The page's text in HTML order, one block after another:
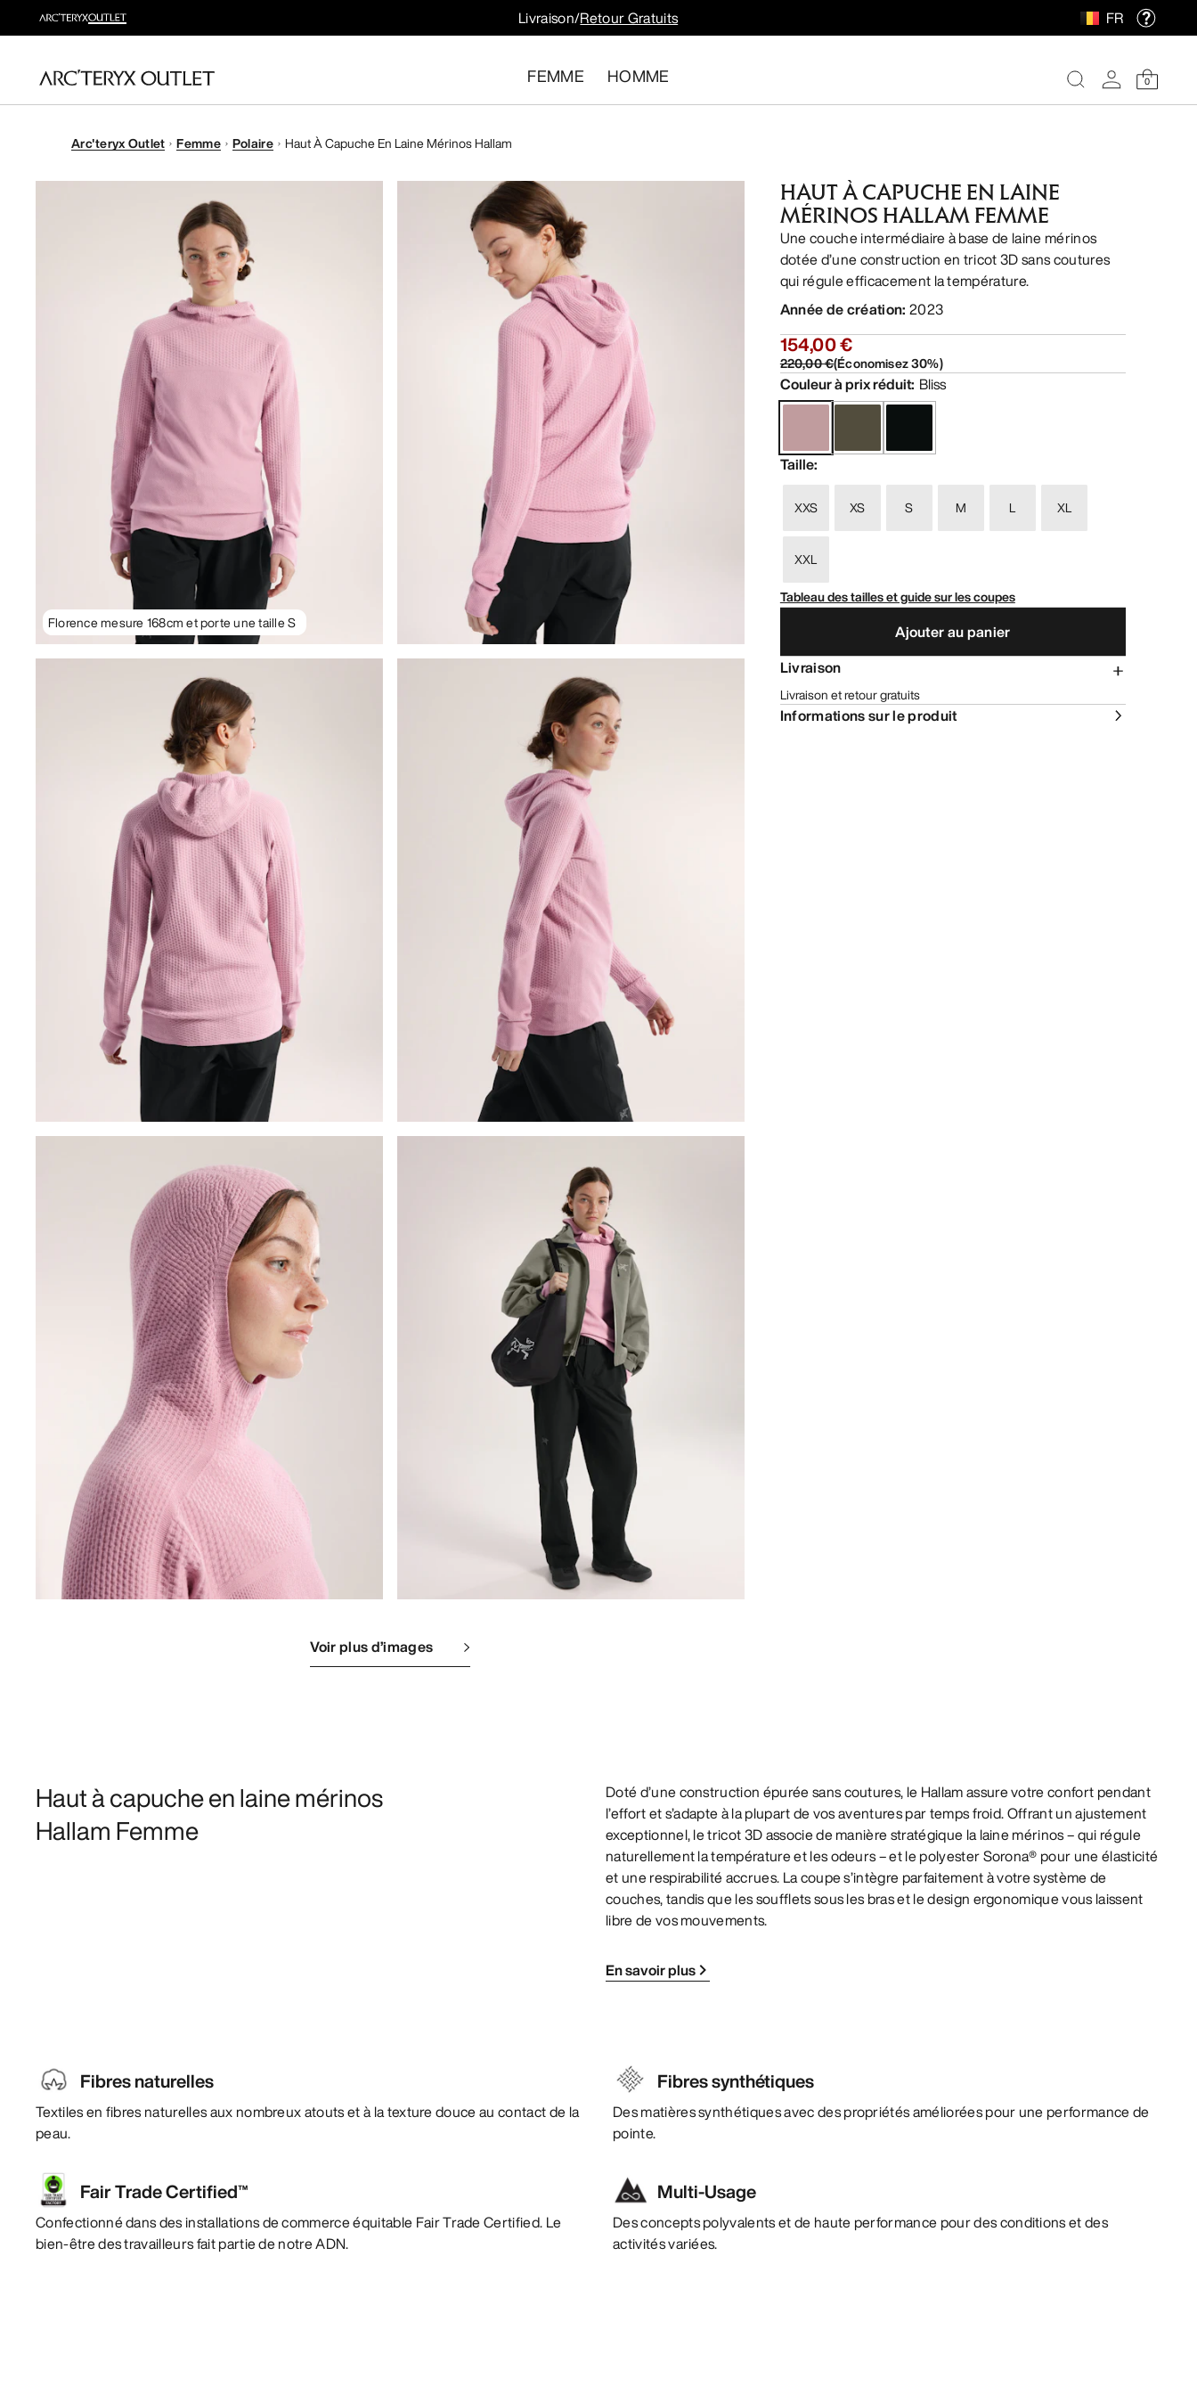
Livraison/Retour Gratuits FR
FEMME HOMME 0
Arc'teryx Outlet Femme Polaire Haut À Capuche En Laine Mérinos Hallam
Florence mesure 168cm et porte une taille S
Voir plus d’images
HAUT À CAPUCHE EN LAINE
MÉRINOS HALLAM FEMME
Une couche intermédiaire à base de laine mérinos
dotée d’une construction en tricot 3D sans coutures
qui régule efficacement la température.
Année de création: 2023
154,00 €
220,00 €(Économisez30%)
Couleur à prix réduit: Bliss
Taille:
XXS XS S M L XL
XXL
Tableau des tailles et guide sur les coupes
Ajouter au panier
Livraison
Livraison et retour gratuits
Informations sur le produit
Haut à capuche en laine mérinos
Hallam Femme
Doté d’une construction épurée sans coutures, le Hallam assure votre confort pendant
l’effort et s’adapte à la plupart de vos aventures par temps froid. Offrant un ajustement
exceptionnel, le tricot 3D associe de manière stratégique la laine mérinos – qui régule
naturellement la température et les odeurs – et le polyester Sorona® pour une élasticité
et une respirabilité accrues. La coupe s’intègre parfaitement à votre système de
couches, tandis que les soufflets sous les bras et le design ergonomique vous laissent
libre de vos mouvements.
En savoir plus
Fibres naturelles
Textiles en fibres naturelles aux nombreux atouts et à la texture douce au contact de la
peau.
Fibres synthétiques
Des matières synthétiques avec des propriétés améliorées pour une performance de
pointe.
Fair Trade Certified™
Confectionné dans des installations de commerce équitable Fair Trade Certified. Le
bien-être des travailleurs fait partie de notre ADN.
Multi-Usage
Des concepts polyvalents et de haute performance pour des conditions et des
activités variées.